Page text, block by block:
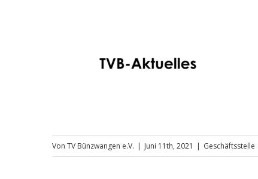
Von TV Bünzwangen e.V. | Juni 11th, 2021 | Geschäftsstelle